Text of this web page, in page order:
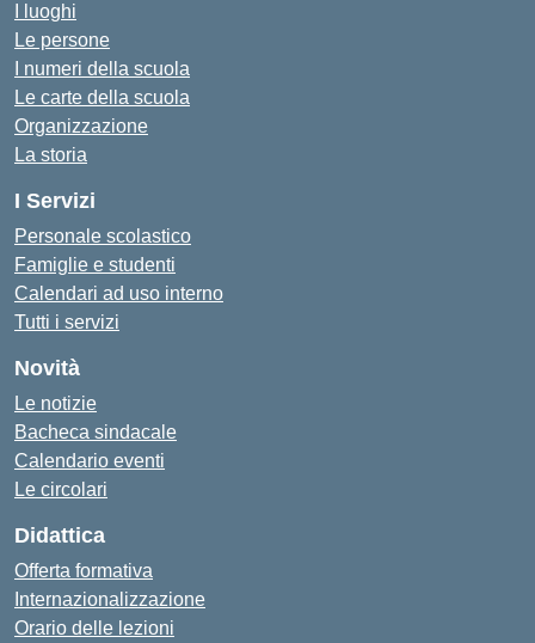
I luoghi
Le persone
I numeri della scuola
Le carte della scuola
Organizzazione
La storia
I Servizi
Personale scolastico
Famiglie e studenti
Calendari ad uso interno
Tutti i servizi
Novità
Le notizie
Bacheca sindacale
Calendario eventi
Le circolari
Didattica
Offerta formativa
Internazionalizzazione
Orario delle lezioni